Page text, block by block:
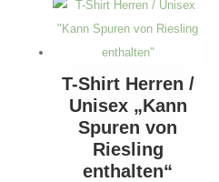
T-Shirt Herren /
Unisex „Kann
Spuren von
Riesling
enthalten“